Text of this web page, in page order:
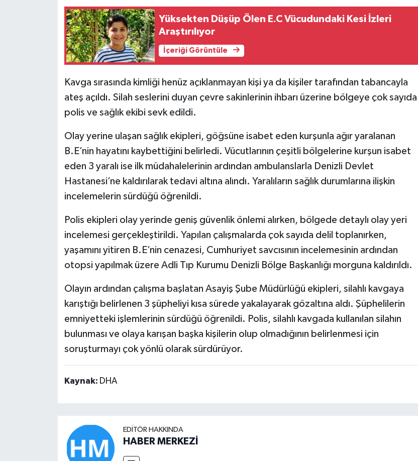
Yüksekten Düşüp Ölen E.C Vücudundaki Kesi İzleri
Araştırılıyor
İçeriği Görüntüle
Kavga sırasında kimliği henüz açıklanmayan kişi ya da kişiler tarafından tabancayla
ateş açıldı. Silah seslerini duyan çevre sakinlerinin ihbarı üzerine bölgeye çok sayıda
polis ve sağlık ekibi sevk edildi.
Olay yerine ulaşan sağlık ekipleri, göğsüne isabet eden kurşunla ağır yaralanan
B.E’nin hayatını kaybettiğini belirledi. Vücutlarının çeşitli bölgelerine kurşun isabet
eden 3 yaralı ise ilk müdahalelerinin ardından ambulanslarla Denizli Devlet
Hastanesi’ne kaldırılarak tedavi altına alındı. Yaralıların sağlık durumlarına ilişkin
incelemelerin sürdüğü öğrenildi.
Polis ekipleri olay yerinde geniş güvenlik önlemi alırken, bölgede detaylı olay yeri
incelemesi gerçekleştirildi. Yapılan çalışmalarda çok sayıda delil toplanırken,
yaşamını yitiren B.E’nin cenazesi, Cumhuriyet savcısının incelemesinin ardından
otopsi yapılmak üzere Adli Tıp Kurumu Denizli Bölge Başkanlığı morguna kaldırıldı.
Olayın ardından çalışma başlatan Asayiş Şube Müdürlüğü ekipleri, silahlı kavgaya
karıştığı belirlenen 3 şüpheliyi kısa sürede yakalayarak gözaltına aldı. Şüphelilerin
emniyetteki işlemlerinin sürdüğü öğrenildi. Polis, silahlı kavgada kullanılan silahın
bulunması ve olaya karışan başka kişilerin olup olmadığının belirlenmesi için
soruşturmayı çok yönlü olarak sürdürüyor.
Kaynak: DHA
EDITÖR HAKKINDA
HABER MERKEZİ